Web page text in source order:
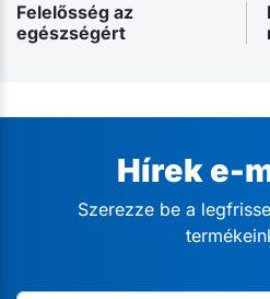
Felelősség az
egészségért
Hírek e-
Szerezze be a